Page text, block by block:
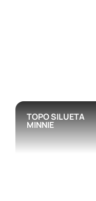
TOPO SILUETA
MINNIE